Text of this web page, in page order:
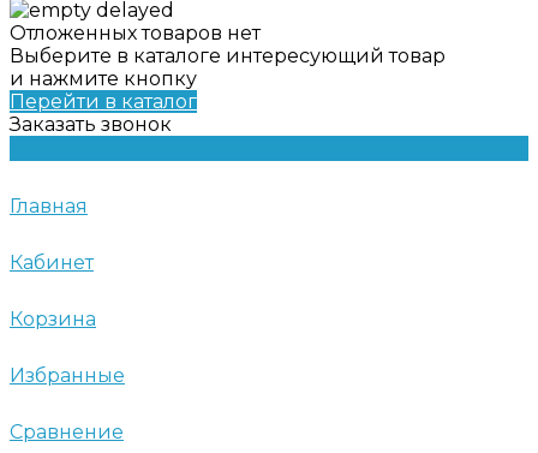
Отложенных товаров нет
Выберите в каталоге интересующий товар
и нажмите кнопку
Перейти в каталог
Заказать звонок
Главная
Кабинет
Корзина
Избранные
Сравнение